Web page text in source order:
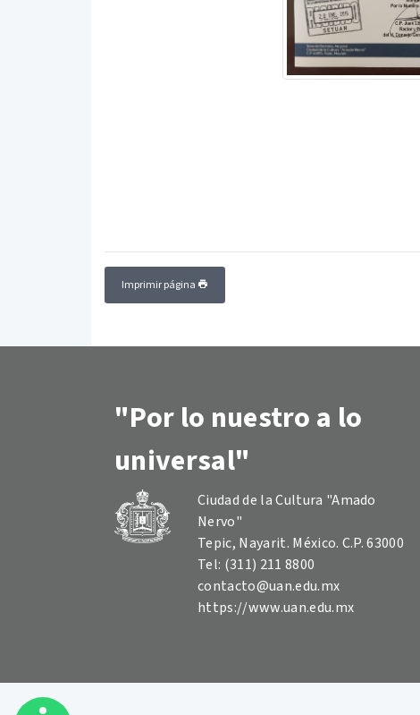
Imprimir página
"Por lo nuestro a lo
universal"
Ciudad de la Cultura "Amado
Nervo"
Tepic, Nayarit. México. C.P. 63000
Tel: (311) 211 8800
contacto@uan.edu.mx
https://www.uan.edu.mx